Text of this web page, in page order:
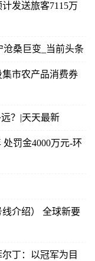
发送旅客7115万
沧桑巨变_当前头条
市农产品消费券
？|天天最新
罚金4000万元-环
介绍） 全球新要
丁：以冠军为目